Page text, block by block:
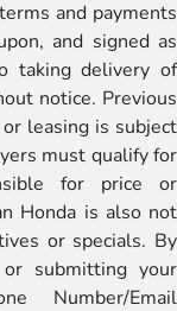
and payments
and signed as
taking delivery of
notice. Previous
leasing is subject
must qualify for
for price or
Honda is also not
or specials. By
submitting your
Number/Email